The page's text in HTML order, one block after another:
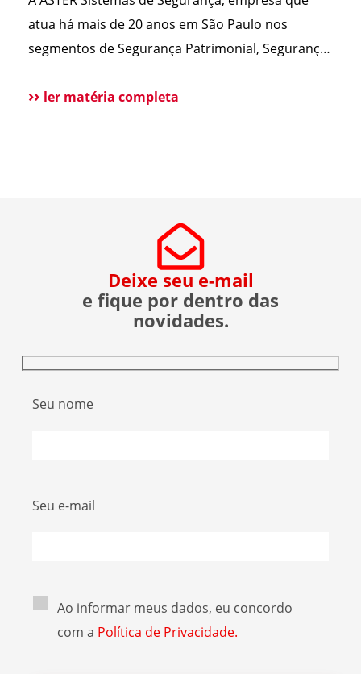
cortes do nosso
portão. Esse […]
atua há mais de 20 anos em São Paulo nos
segmentos de Segurança Patrimonial, Segurança
esclarecer que não possui qualquer relação
ler matéria completa
Deixe seu e-mail
e fique por dentro das
novidades.
Seu nome
Seu e-mail
Ao informar meus dados, eu concordo
com a Política de Privacidade.